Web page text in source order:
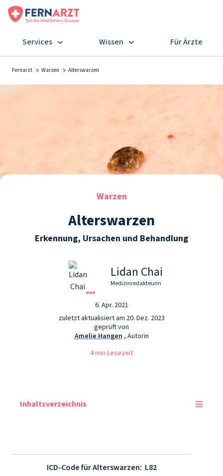
Services Wissen Für Ärzte
Fernarzt Warzen Alterswarzen
Warzen
Alterswarzen
Erkennung, Ursachen und Behandlung
Lidan Chai
Medizinredakteurin
6. Apr. 2021
zuletzt aktualisiert am 20. Dez. 2023
geprüft von
Amelie Hangen , Autorin
4 min Lesezeit
Inhaltsverzeichnis
ICD-Code für Alterswarzen: L82